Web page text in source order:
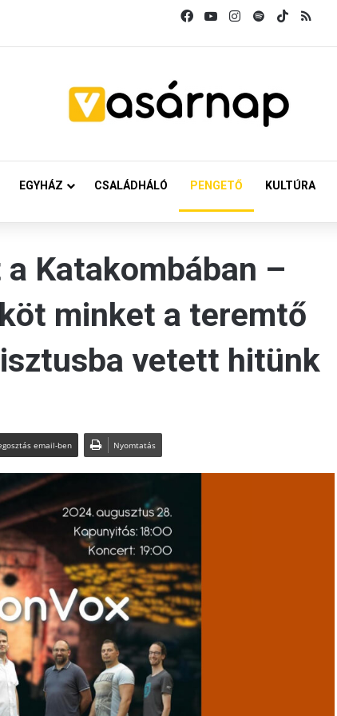
FacebookYouTubeInstagram
SpotifyTikTok
EGYHÁZ CSALÁDHÁLÓ PENGETŐ KULTÚRA
Katakombában –
minket a teremtő
vetett hitünk
email-ben Nyomtatás